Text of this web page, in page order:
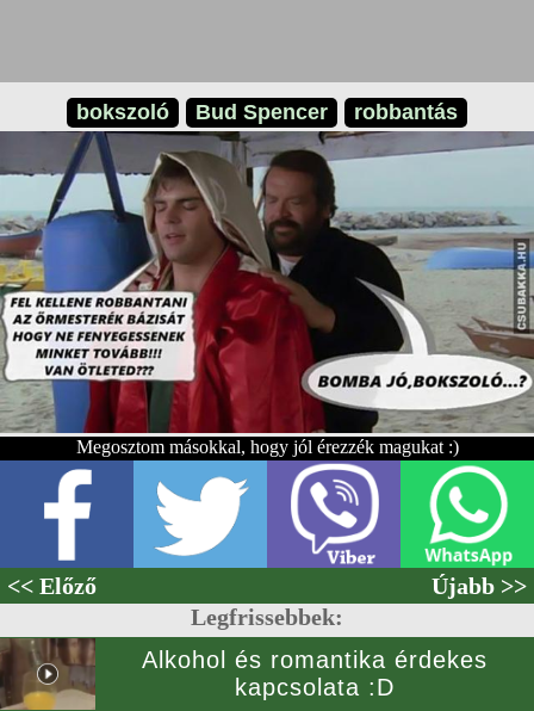
bokszoló Bud Spencer robbantás
Megosztom másokkal, hogy jól érezzék magukat :)
<< Előző
Újabb >>
Legfrissebbek:
Alkohol és romantika érdekes
kapcsolata :D